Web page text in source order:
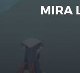
MIRA